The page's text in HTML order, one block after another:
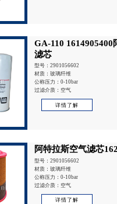
GA-110 1614905400
滤芯
型号：2901056602
材质：玻璃纤维
公称压力：0-10bar
过滤介质：空气
详情了解
阿特拉斯空气滤芯
型号：2901056602
材质：玻璃纤维
公称压力：0-10bar
过滤介质：空气
详情了解